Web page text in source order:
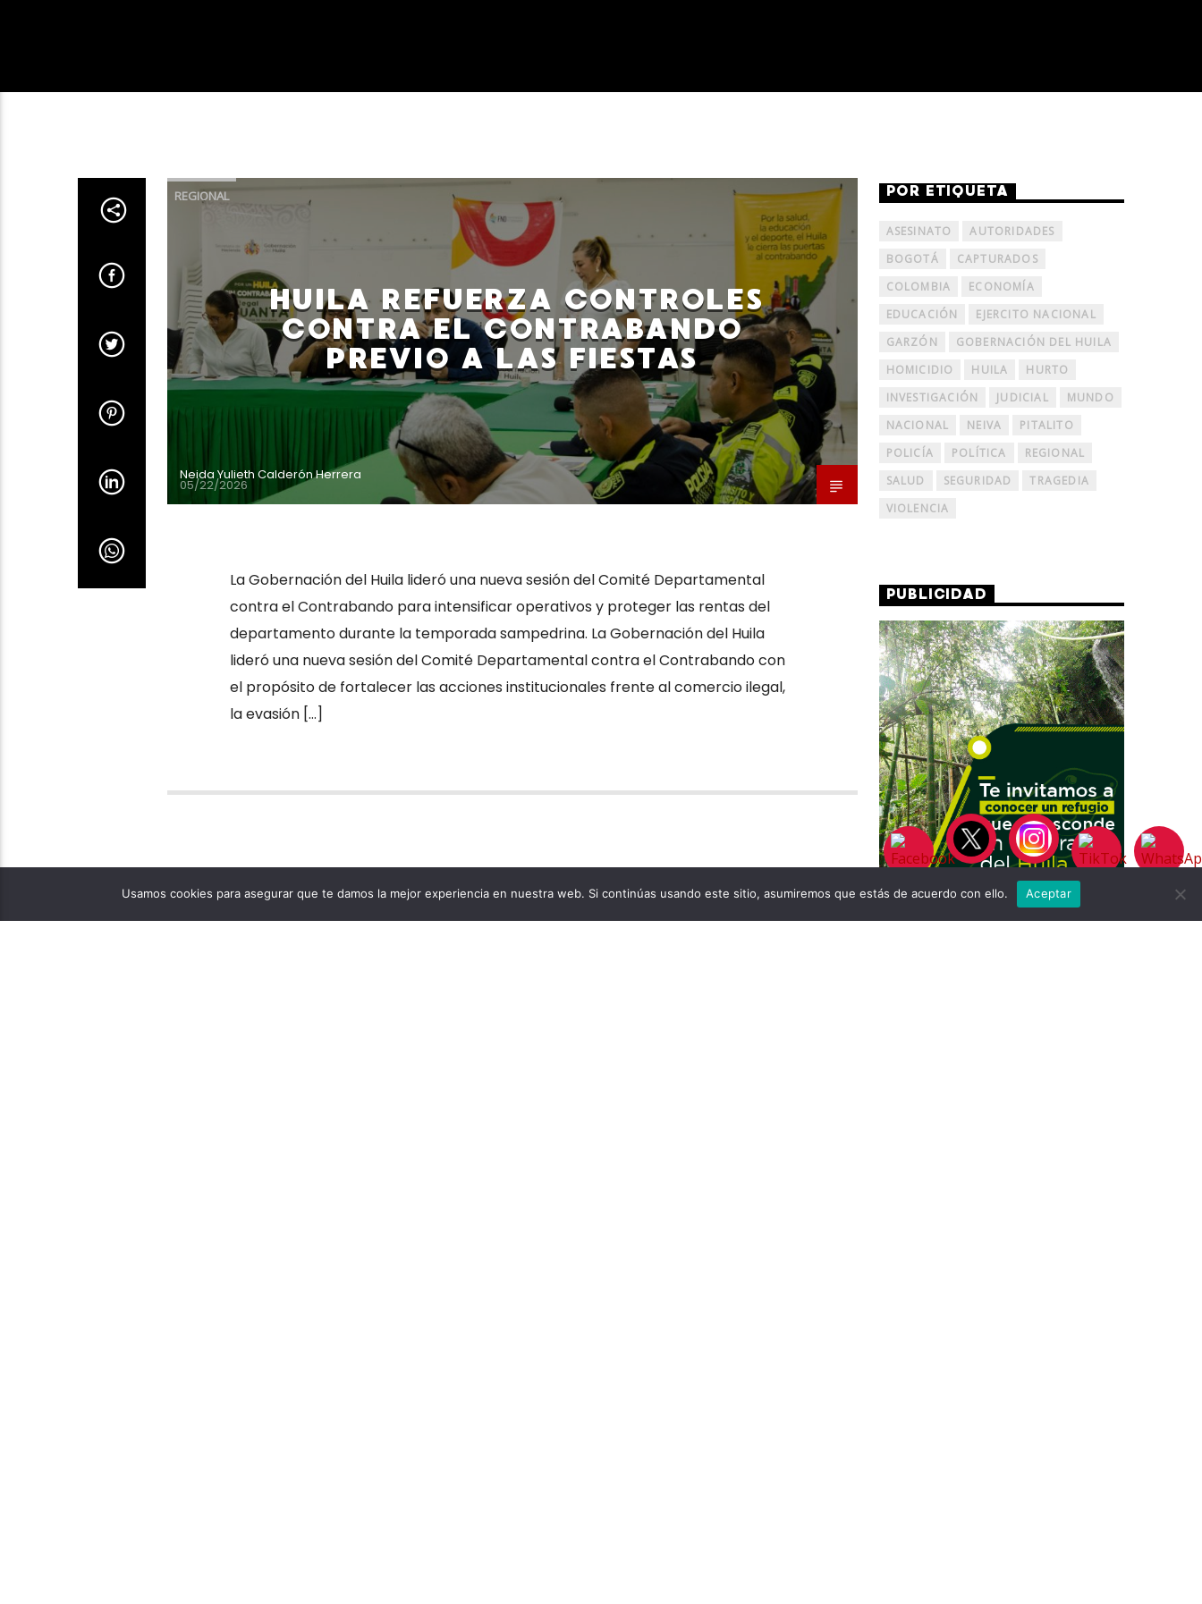
REGIONAL
HUILA REFUERZA CONTROLES
CONTRA EL CONTRABANDO
PREVIO A LAS FIESTAS
Neida Yulieth Calderón Herrera
05/22/2026
La Gobernación del Huila lideró una nueva sesión del Comité Departamental
contra el Contrabando para intensificar operativos y proteger las rentas del
departamento durante la temporada sampedrina. La Gobernación del Huila
lideró una nueva sesión del Comité Departamental contra el Contrabando con
el propósito de fortalecer las acciones institucionales frente al comercio ilegal,
la evasión […]
POR ETIQUETA
ASESINATO
AUTORIDADES
BOGOTÁ
CAPTURADOS
COLOMBIA
ECONOMÍA
EDUCACIÓN
EJERCITO NACIONAL
GARZÓN
GOBERNACIÓN DEL HUILA
HOMICIDIO
HUILA
HURTO
INVESTIGACIÓN
JUDICIAL
MUNDO
NACIONAL
NEIVA
PITALITO
POLICÍA
POLÍTICA
REGIONAL
SALUD
SEGURIDAD
TRAGEDIA
VIOLENCIA
PUBLICIDAD
Usamos cookies para asegurar que te damos la mejor experiencia en nuestra web. Si continúas usando este sitio, asumiremos que estás de acuerdo con ello. Aceptar